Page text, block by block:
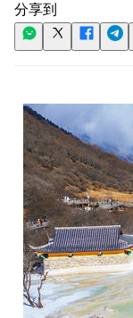
分享到